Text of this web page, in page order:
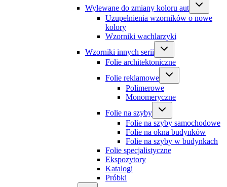
Wylewane do zmiany koloru aut
Uzupełnienia wzorników o nowe
kolory
Wzorniki wachlarzyki
Wzorniki innych serii
Folie architektoniczne
Folie reklamowe
Polimerowe
Monomeryczne
Folie na szyby
Folie na szyby samochodowe
Folie na okna budynków
Folie na szyby w budynkach
Folie specjalistyczne
Ekspozytory
Katalogi
Próbki